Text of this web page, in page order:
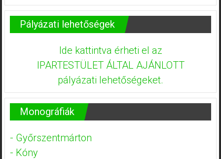
Pályázati lehetőségek
Ide kattintva érheti el az
IPARTESTÜLET ÁLTAL AJÁNLOTT
pályázati lehetőségeket.
Monográfiák
- Győrszentmárton
- Kóny